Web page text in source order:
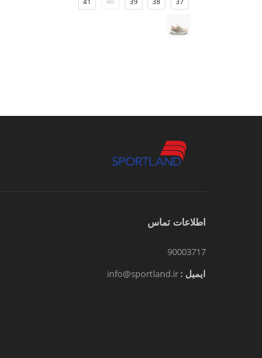
اطلاعات تماس
90003717
ایمیل : info@sportland.ir